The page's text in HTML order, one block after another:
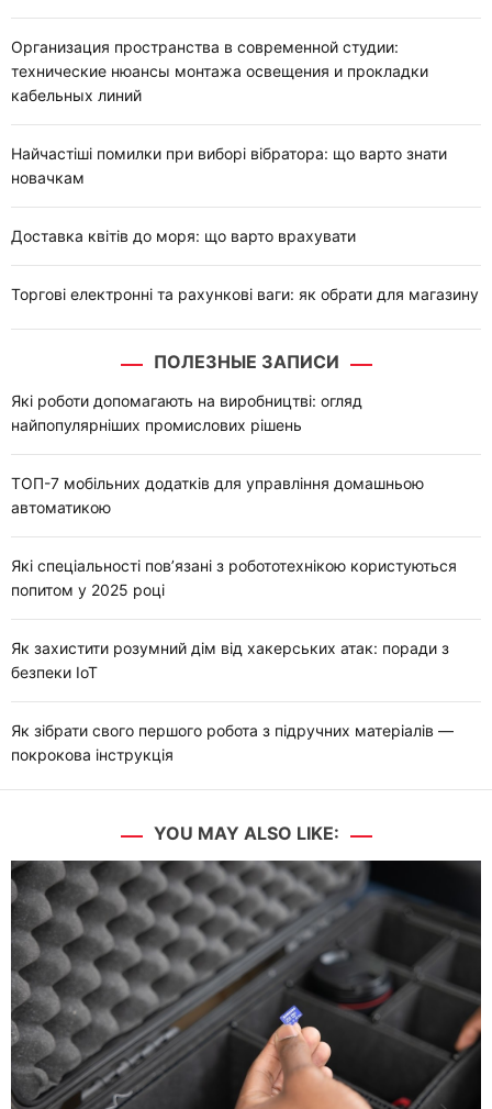
Организация пространства в современной студии:
технические нюансы монтажа освещения и прокладки
кабельных линий
Найчастіші помилки при виборі вібратора: що варто знати
новачкам
Доставка квітів до моря: що варто врахувати
Торгові електронні та рахункові ваги: як обрати для магазину
ПОЛЕЗНЫЕ ЗАПИСИ
Які роботи допомагають на виробництві: огляд
найпопулярніших промислових рішень
ТОП-7 мобільних додатків для управління домашньою
автоматикою
Які спеціальності пов’язані з робототехнікою користуються
попитом у 2025 році
Як захистити розумний дім від хакерських атак: поради з
безпеки IoT
Як зібрати свого першого робота з підручних матеріалів —
покрокова інструкція
YOU MAY ALSO LIKE: